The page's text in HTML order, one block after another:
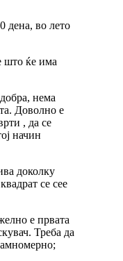
дена, во лето
што ќе има
нема
Доволно е
, да се
начин
доколку
се сее
е првата
Треба да